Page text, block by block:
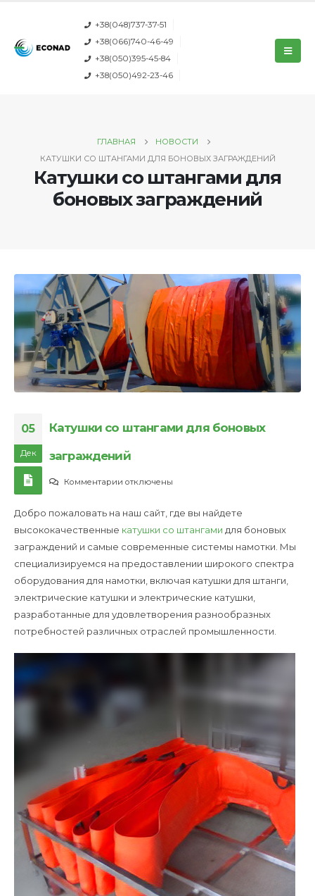
+38(048)737-37-51
+38(066)740-46-49
+38(050)395-45-84
+38(050)492-23-46
ГЛАВНАЯ
НОВОСТИ
КАТУШКИ СО ШТАНГАМИ ДЛЯ БОНОВЫХ ЗАГРАЖДЕНИЙ
Катушки со штангами для
боновых заграждений
05
Дек
Катушки со штангами для боновых
заграждений
Комментариик
Катушки
со
штангами
для
боновых
заграждений
отключены
Добро пожаловать на наш сайт, где вы найдете
высококачественные катушки со штангами для боновых
заграждений и самые современные системы намотки. Мы
специализируемся на предоставлении широкого спектра
оборудования для намотки, включая катушки для штанги,
электрические катушки и электрические катушки,
разработанные для удовлетворения разнообразных
потребностей различных отраслей промышленности.